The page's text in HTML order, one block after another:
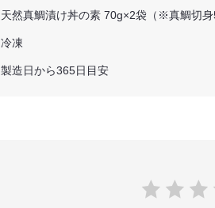
天然真鯛漬け丼の素 70g×2袋（※真鯛切身
冷凍
製造日から365日目安